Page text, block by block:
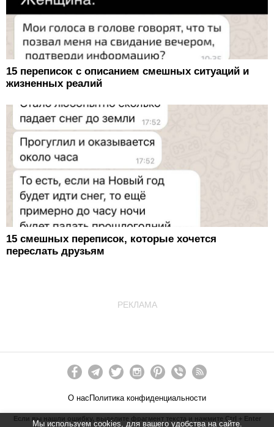
Мы используем cookies, для вашего удобства на сайте.
15 переписок с описанием смешных ситуаций и
жизненных реалий
15 смешных переписок, которые хочется
переслать друзьям
РЕКЛАМА
О нас Политика конфиденциальности
Если вы нашли ошибку, выделите фрагмент текста и нажмите Ctrl + Enter